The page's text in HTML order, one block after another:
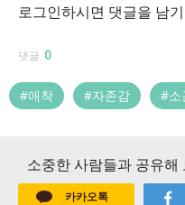
로그인하시면 댓글을 남
댓글 0
#애착 #자존감 #소
소중한 사람들과 공유해
카카오톡